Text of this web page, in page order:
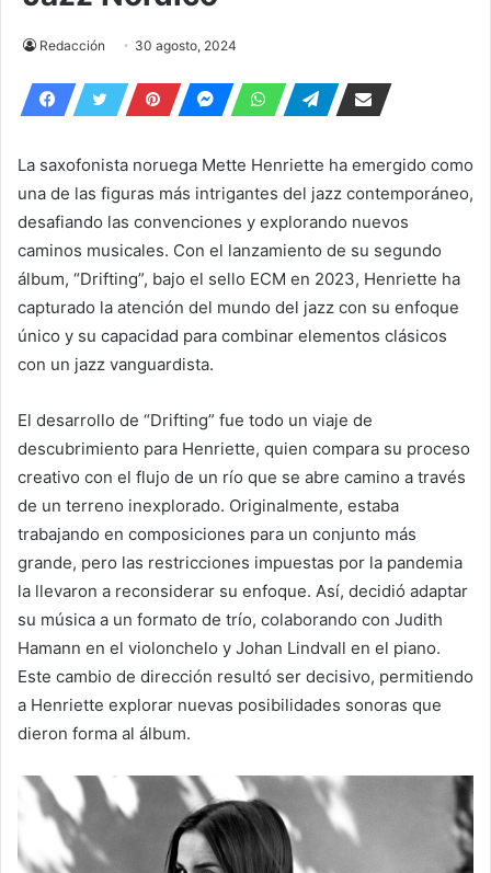
Redacción 30 agosto, 2024
La saxofonista noruega Mette Henriette ha emergido como
una de las figuras más intrigantes del jazz contemporáneo,
desafiando las convenciones y explorando nuevos
caminos musicales. Con el lanzamiento de su segundo
álbum, “Drifting”, bajo el sello ECM en 2023, Henriette ha
capturado la atención del mundo del jazz con su enfoque
único y su capacidad para combinar elementos clásicos
con un jazz vanguardista.
El desarrollo de “Drifting” fue todo un viaje de
descubrimiento para Henriette, quien compara su proceso
creativo con el flujo de un río que se abre camino a través
de un terreno inexplorado. Originalmente, estaba
trabajando en composiciones para un conjunto más
grande, pero las restricciones impuestas por la pandemia
la llevaron a reconsiderar su enfoque. Así, decidió adaptar
su música a un formato de trío, colaborando con Judith
Hamann en el violonchelo y Johan Lindvall en el piano.
Este cambio de dirección resultó ser decisivo, permitiendo
a Henriette explorar nuevas posibilidades sonoras que
dieron forma al álbum.